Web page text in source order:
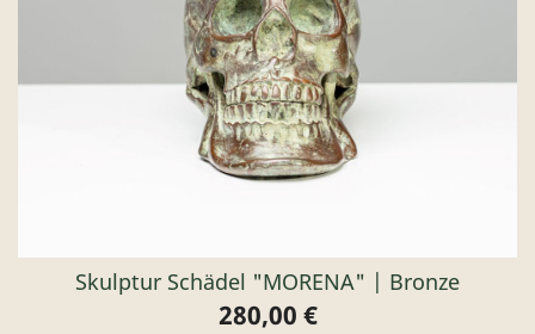
Skulptur Schädel "MORENA" | Bronze
Preis
280,00 €